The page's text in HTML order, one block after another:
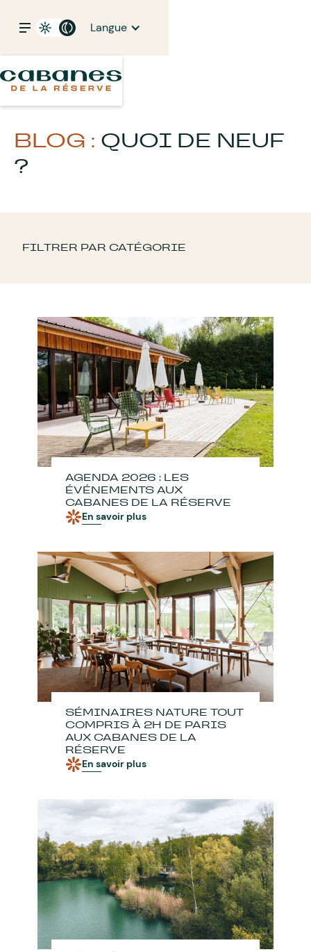
Langue
BLOG : QUOI DE NEUF
?
FILTRER PAR CATÉGORIE
AGENDA 2026 : LES
ÉVÉNEMENTS AUX
CABANES DE LA RÉSERVE
En savoir plus
SÉMINAIRES NATURE TOUT
COMPRIS À 2H DE PARIS
AUX CABANES DE LA
RÉSERVE
En savoir plus